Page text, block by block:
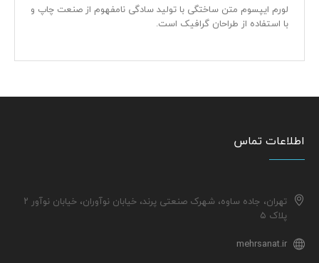
لورم ایپسوم متن ساختگی با تولید سادگی نامفهوم از صنعت چاپ و
با استفاده از طراحان گرافیک است.
اطلاعات تماس
تهران، جاده ساوه، شهرک صنعتی پرند، خیابان نوآوران، خیابان نوآور ۲
پلاک ۵
mehrsanat.ir